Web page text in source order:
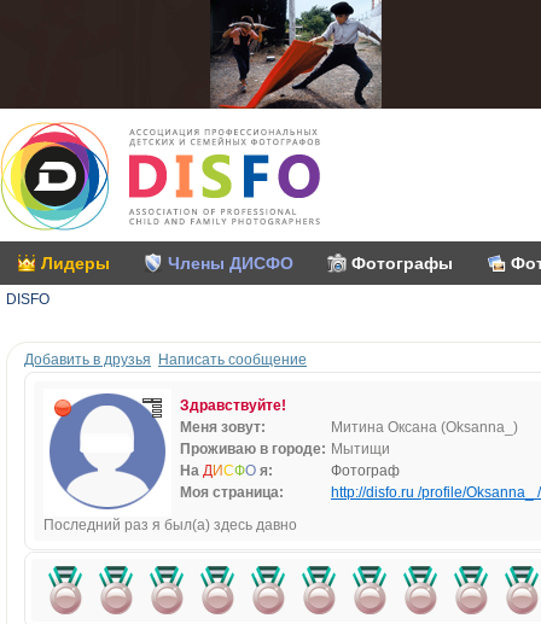
Лидеры Члены ДИСФО Фотографы
DISFO
Добавить в друзья Написать сообщение
Здравствуйте!
Меня зовут:
Митина Оксана (Oksanna_)
Проживаю в городе: Мытищи
На ДИСФО я:
Фотограф
Моя страница:
http://disfo.ru /profile/Oksanna_ /
Последний раз я был(а) здесь давно